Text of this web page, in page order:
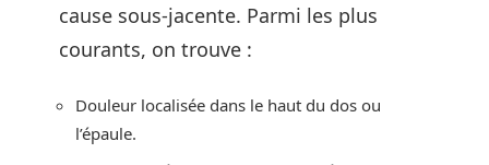
cause sous-jacente. Parmi les plus
courants, on trouve :
Douleur localisée dans le haut du dos ou
l’épaule.